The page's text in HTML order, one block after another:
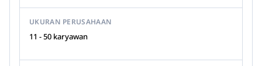
UKURAN PERUSAHAAN
11 - 50 karyawan